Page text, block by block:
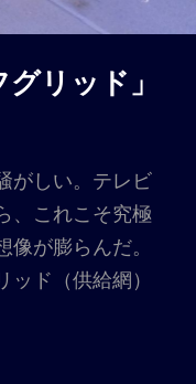
リッド」
がしい。テレビ
、これこそ究極
が膨らんだ。
ド（供給網）